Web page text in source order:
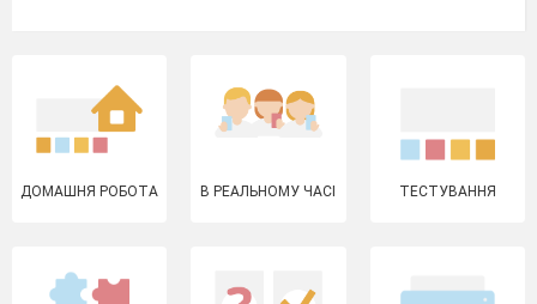
ДОМАШНЯ РОБОТА В РЕАЛЬНОМУ ЧАСІ ТЕСТУВАННЯ